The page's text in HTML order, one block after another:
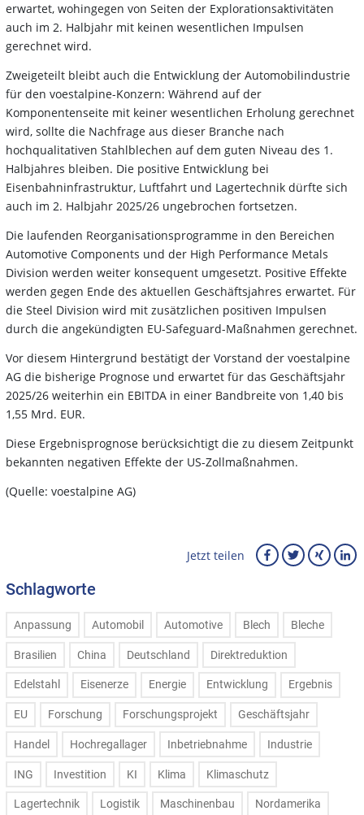
erwartet, wohingegen von Seiten der Explorationsaktivitäten
auch im 2. Halbjahr mit keinen wesentlichen Impulsen
gerechnet wird.
Zweigeteilt bleibt auch die Entwicklung der Automobilindustrie
für den voestalpine-Konzern: Während auf der
Komponentenseite mit keiner wesentlichen Erholung gerechnet
wird, sollte die Nachfrage aus dieser Branche nach
hochqualitativen Stahlblechen auf dem guten Niveau des 1.
Halbjahres bleiben. Die positive Entwicklung bei
Eisenbahninfrastruktur, Luftfahrt und Lagertechnik dürfte sich
auch im 2. Halbjahr 2025/26 ungebrochen fortsetzen.
Die laufenden Reorganisationsprogramme in den Bereichen
Automotive Components und der High Performance Metals
Division werden weiter konsequent umgesetzt. Positive Effekte
werden gegen Ende des aktuellen Geschäftsjahres erwartet. Für
die Steel Division wird mit zusätzlichen positiven Impulsen
durch die angekündigten EU-Safeguard-Maßnahmen gerechnet.
Vor diesem Hintergrund bestätigt der Vorstand der voestalpine
AG die bisherige Prognose und erwartet für das Geschäftsjahr
2025/26 weiterhin ein EBITDA in einer Bandbreite von 1,40 bis
1,55 Mrd. EUR.
Diese Ergebnisprognose berücksichtigt die zu diesem Zeitpunkt
bekannten negativen Effekte der US-Zollmaßnahmen.
(Quelle: voestalpine AG)
Jetzt teilen
Schlagworte
Anpassung Automobil Automotive Blech Bleche
Brasilien China Deutschland Direktreduktion
Edelstahl Eisenerze Energie Entwicklung Ergebnis
EU Forschung Forschungsprojekt Geschäftsjahr
Handel Hochregallager Inbetriebnahme Industrie
ING Investition KI Klima Klimaschutz
Lagertechnik Logistik Maschinenbau Nordamerika